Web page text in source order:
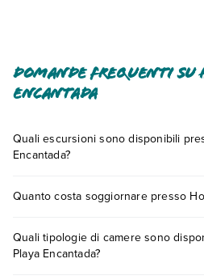
Piscina accessibile dalle 08:00
della struttura sono ammessi solo
questa struttura non vengono serviti
alcuna distinzione.
Domande frequenti su
Encantada
Quali escursioni sono disponibili
Encantada?
presso Hotel Playa Encantada.
0721.17231 o
prenotando un
Quanto costa soggiornare presso
vari fattori (per es. date, condizioni
consultare i prezzi, compila il
Quali tipologie di camere sono
Playa Encantada?